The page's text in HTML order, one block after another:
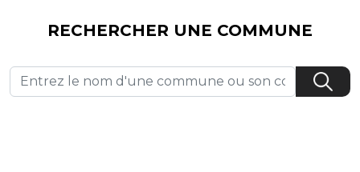
RECHERCHER UNE COMMUNE